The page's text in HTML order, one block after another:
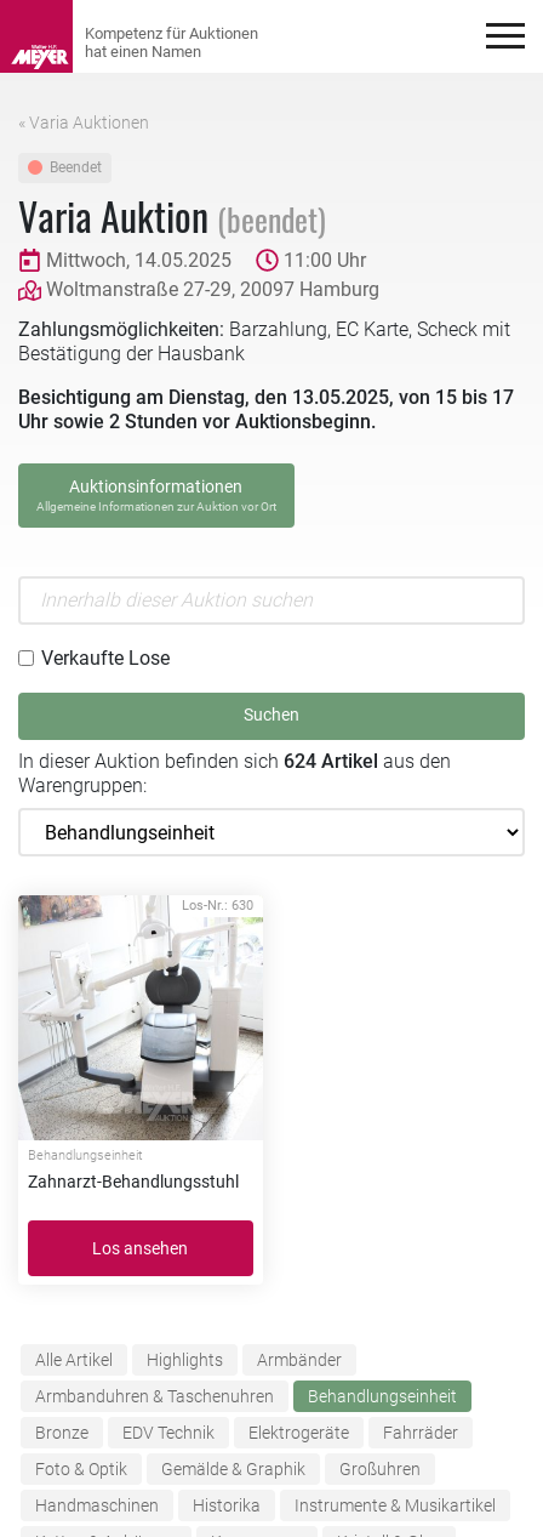
« Varia Auktionen
Beendet
Varia Auktion (beendet)
Mittwoch, 14.05.2025
11:00 Uhr
Woltmanstraße 27-29, 20097 Hamburg
Zahlungsmöglichkeiten: Barzahlung, EC Karte, Scheck mit
Bestätigung der Hausbank
Besichtigung am Dienstag, den 13.05.2025, von 15 bis 17
Uhr sowie 2 Stunden vor Auktionsbeginn.
Auktionsinformationen
Allgemeine Informationen zur Auktion vor Ort
Verkaufte Lose
Suchen
In dieser Auktion befinden sich 624 Artikel aus den
Warengruppen:
Los-Nr.: 630
Behandlungseinheit
Zahnarzt-Behandlungsstuhl
Los ansehen
Alle Artikel Highlights
Armbänder
Armbanduhren & Taschenuhren
Behandlungseinheit
Bronze
EDV Technik Elektrogeräte
Fahrräder
Foto & Optik
Gemälde & Graphik
Großuhren
Handmaschinen
Historika
Instrumente & Musikartikel